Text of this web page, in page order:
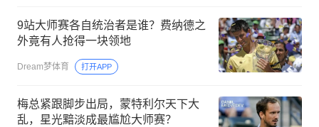
9站大师赛各自统治者是谁？费纳德之
外竟有人抢得一块领地
Dream梦体育 打开APP
梅总紧跟脚步出局，蒙特利尔天下大
乱，星光黯淡成最尴尬大师赛？